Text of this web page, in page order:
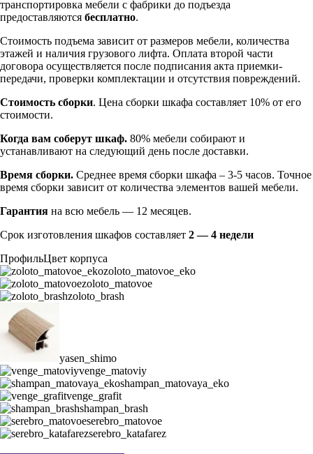
транспортировка мебели с фабрики до подъезда
предоставляются бесплатно.
Стоимость подъема зависит от размеров мебели, количества
этажей и наличия грузового лифта. Оплата второй части
договора осуществляется после подписания акта приемки-
передачи, проверки комплектации и отсутствия повреждений.
Стоимость сборки. Цена сборки шкафа составляет 10% от его
стоимости.
Когда вам соберут шкаф. 80% мебели собирают и
устанавливают на следующий день после доставки.
Время сборки. Среднее время сборки шкафа – 3-5 часов. Точное
время сборки зависит от количества элементов вашей мебели.
Гарантия на всю мебель — 12 месяцев.
Срок изготовления шкафов составляет 2 — 4 недели
ПрофильЦвет корпуса
zoloto_matovoe_eko
zoloto_matovoe
zoloto_brash
yasen_shimo
venge_matoviy
shampan_matovaya_eko
venge_grafit
shampan_brash
serebro_matovoe
serebro_katafarez